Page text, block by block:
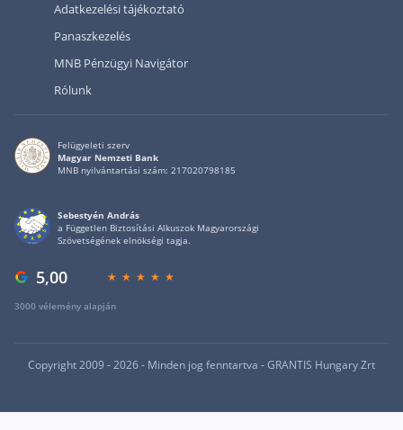
Adatkezelési tájékoztató
Panaszkezelés
MNB Pénzügyi Navigátor
Rólunk
Felügyeleti szerv
Magyar Nemzeti Bank
MNB nyilvántartási szám: 217020798185
Sebestyén András
a Független Biztosítási Alkuszok Magyarországi
Szövetségének elnökségi tagja.
5,00
3000 vélemény alapján
Copyright 2009 - 2026 - Minden jog fenntartva - GRANTIS Hungary Zrt